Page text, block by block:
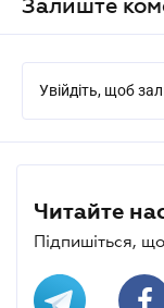
Залиште
Увійдіть, щоб
Читайте
Підпишіться,